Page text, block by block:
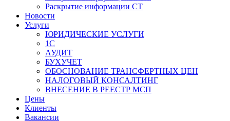
Раскрытие информации СТ
Новости
Услуги
ЮРИДИЧЕСКИЕ УСЛУГИ
1С
АУДИТ
БУХУЧЕТ
ОБОСНОВАНИЕ ТРАНСФЕРТНЫХ ЦЕН
НАЛОГОВЫЙ КОНСАЛТИНГ
ВНЕСЕНИЕ В РЕЕСТР МСП
Цены
Клиенты
Вакансии